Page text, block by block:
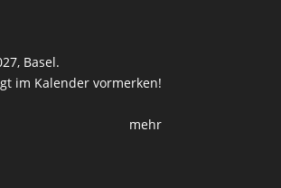
Basel.
im Kalender vormerken!
mehr